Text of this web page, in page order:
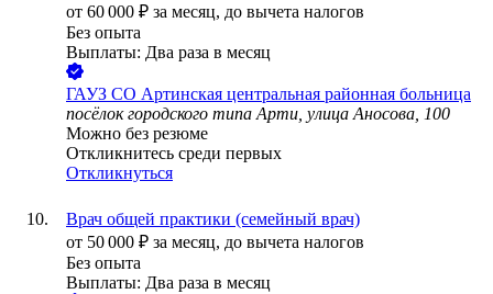
от 60 000 ₽ за месяц, до вычета налогов
Без опыта
Выплаты: Два раза в месяц
ГАУЗ СО Артинская центральная районная больница
посёлок городского типа Арти, улица Аносова, 100
Можно без резюме
Откликнитесь среди первых
Откликнуться
Врач общей практики (семейный врач)
от 50 000 ₽ за месяц, до вычета налогов
Без опыта
Выплаты: Два раза в месяц